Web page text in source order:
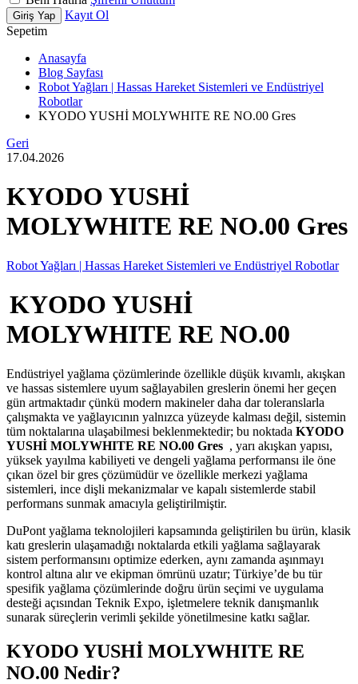
Giriş Yap
Kayıt Ol
Sepetim
Anasayfa
Blog Sayfası
Robot Yağları | Hassas Hareket Sistemleri ve Endüstriyel
Robotlar
KYODO YUSHİ MOLYWHITE RE NO.00 Gres
Geri
17.04.2026
KYODO YUSHİ
MOLYWHITE RE NO.00 Gres
Robot Yağları | Hassas Hareket Sistemleri ve Endüstriyel Robotlar
KYODO YUSHİ
MOLYWHITE RE NO.00
Endüstriyel yağlama çözümlerinde özellikle düşük kıvamlı, akışkan
ve hassas sistemlere uyum sağlayabilen greslerin önemi her geçen
gün artmaktadır çünkü modern makineler daha dar toleranslarla
çalışmakta ve yağlayıcının yalnızca yüzeyde kalması değil, sistemin
tüm noktalarına ulaşabilmesi beklenmektedir; bu noktada KYODO
YUSHİ MOLYWHITE RE NO.00 Gres , yarı akışkan yapısı,
yüksek yayılma kabiliyeti ve dengeli yağlama performansı ile öne
çıkan özel bir gres çözümüdür ve özellikle merkezi yağlama
sistemleri, ince dişli mekanizmalar ve kapalı sistemlerde stabil
performans sunmak amacıyla geliştirilmiştir.
DuPont yağlama teknolojileri kapsamında geliştirilen bu ürün, klasik
katı greslerin ulaşamadığı noktalarda etkili yağlama sağlayarak
sistem performansını optimize ederken, aynı zamanda aşınmayı
kontrol altına alır ve ekipman ömrünü uzatır; Türkiye’de bu tür
spesifik yağlama çözümlerinde doğru ürün seçimi ve uygulama
desteği açısından Teknik Expo, işletmelere teknik danışmanlık
sunarak süreçlerin verimli şekilde yönetilmesine katkı sağlar.
KYODO YUSHİ MOLYWHITE RE
NO.00 Nedir?